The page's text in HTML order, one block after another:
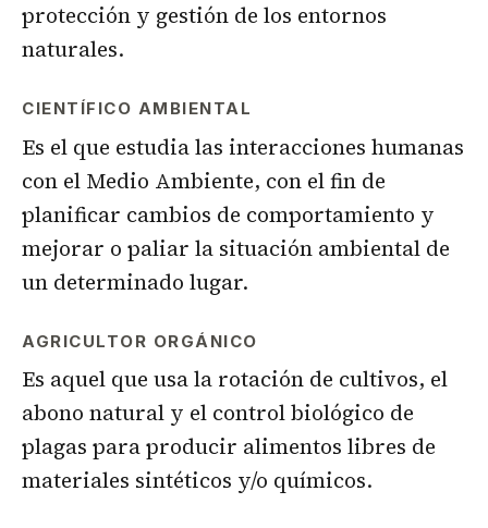
protección y gestión de los entornos
naturales.
CIENTÍFICO AMBIENTAL
Es el que estudia las interacciones humanas
con el Medio Ambiente, con el fin de
planificar cambios de comportamiento y
mejorar o paliar la situación ambiental de
un determinado lugar.
AGRICULTOR ORGÁNICO
Es aquel que usa la rotación de cultivos, el
abono natural y el control biológico de
plagas para producir alimentos libres de
materiales sintéticos y/o químicos.